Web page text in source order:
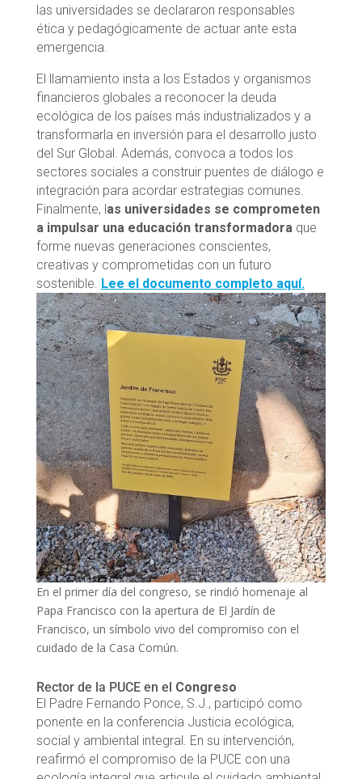
las universidades se declararon responsables
ética y pedagógicamente de actuar ante esta
emergencia.
El llamamiento insta a los Estados y organismos
financieros globales a reconocer la deuda
ecológica de los países más industrializados y a
transformarla en inversión para el desarrollo justo
del Sur Global. Además, convoca a todos los
sectores sociales a construir puentes de diálogo e
integración para acordar estrategias comunes.
Finalmente, las universidades se comprometen
a impulsar una educación transformadora que
forme nuevas generaciones conscientes,
creativas y comprometidas con un futuro
sostenible. Lee el documento completo aquí.
En el primer día del congreso, se rindió homenaje al
Papa Francisco con la apertura de El Jardín de
Francisco, un símbolo vivo del compromiso con el
cuidado de la Casa Común.
Rector de la PUCE en el Congreso
El Padre Fernando Ponce, S.J., participó como
ponente en la conferencia Justicia ecológica,
social y ambiental integral. En su intervención,
reafirmó el compromiso de la PUCE con una